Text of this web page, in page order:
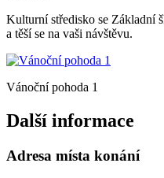
Kulturní středisko se Základní
a těší se na vaši návštěvu.
Vánoční pohoda 1
Další informace
Adresa místa konání